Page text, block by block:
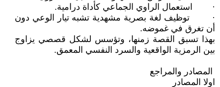
· استعمال الراوي الجماعي كأداة درامية.
· توظيف لغة بصرية مشهدية تشبه تيار الوعي دون
أن تغرق في غموضه.
بهذا تسبق القصة زمنها، وتؤسس لشكل قصصي يزاوج
بين الرمزية الواقعية والسرد النفسي المعمق.
المصادر والمراجع
اولا المصادر